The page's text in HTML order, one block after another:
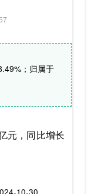
；归属于
元，同比增长